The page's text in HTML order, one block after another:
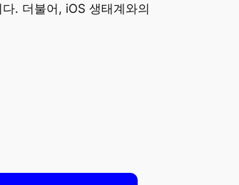
. 더불어, iOS 생태계와의